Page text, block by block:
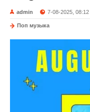
admin 7-08-2025, 08:12
Поп музыка